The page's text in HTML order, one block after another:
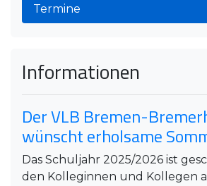
Termine
Informationen
Der VLB Bremen-
wünscht erholsame
Das Schuljahr 2025/2026 ist
den Kolleginnen und Kollegen